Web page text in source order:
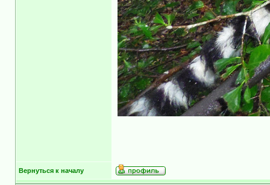
Вернуться к началу